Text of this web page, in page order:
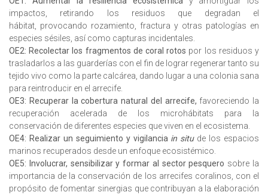
impactos, retirando los residuos que degradan el
hábitat, provocando rozamiento, fractura y otras patologías en
especies sésiles, así como capturas incidentales.
OE2: Recolectar los fragmentos de coral rotos por los residuos y
trasladarlos a las guarderías con el fin de lograr regenerar tanto su
tejido vivo como la parte calcárea, dando lugar a una colonia sana
para reintroducir en el arrecife.
OE3: Recuperar la cobertura natural del arrecife, favoreciendo la
recuperación acelerada de los microhábitats para la
conservación de diferentes especies que viven en el ecosistema.
OE4: Realizar un seguimiento y vigilancia in situ de los espacios
marinos recuperados desde un enfoque ecosistémico.
OE5: Involucrar, sensibilizar y formar al sector pesquero sobre la
importancia de la conservación de los arrecifes coralinos, con el
propósito de fomentar sinergias que contribuyan a la elaboración